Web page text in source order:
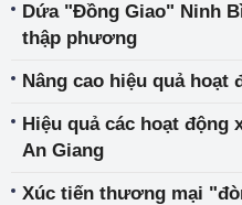
Dứa "Đồng Giao" Ninh
thập phương
Nâng cao hiệu quả
Hiệu quả các hoạt
An Giang
Xúc tiến thương mại